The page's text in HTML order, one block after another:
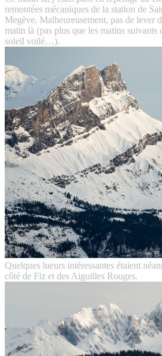
remontées mécaniques de la station de
Megève. Malheureusement, pas de lever
matin là (pas plus que les matins suivants
soleil voilé…).
Quelques lueurs intéressantes étaient
côté de Fiz et des Aiguilles Rouges.